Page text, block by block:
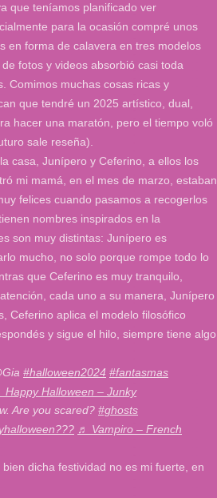
que teníamos planificado ver
para la ocasión compré unos
en forma de calavera en tres modelos
fotos y videos absorbió casi toda
Comimos muchas cosas ricas y
que tendré un 2025 artístico, dual,
hacer una maratón, pero el tiempo voló
sale reseña).
casa, Junípero y Ceferino, a ellos los
mi mamá, en el mes de marzo, estaban
felices cuando pasamos a recogerlos
nombres inspirados en la
son muy distintas: Junípero es
mucho, no solo porque rompe todo lo
que Ceferino es muy tranquilo,
cada uno a su manera, Junípero
Ceferino aplica el modelo filosófico
y sigue el hilo, siempre tiene algo
#halloween2024 #fantasmas
Happy Halloween – Junky
Are you scared? #ghosts
♬ Vampiro – French
dicha festividad no es mi fuerte, en